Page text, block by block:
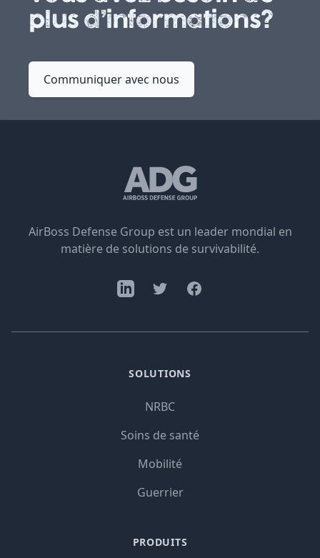
field
plus d’informations?
Communiquer avec nous
AirBoss Defense Group est un leader mondial en
matière de solutions de survivabilité.
SOLUTIONS
NRBC
Soins de santé
Mobilité
Guerrier
PRODUITS